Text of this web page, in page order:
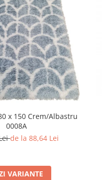
x 150 Crem/Albastru
0008A
de la 88,64 Lei
VARIANTE